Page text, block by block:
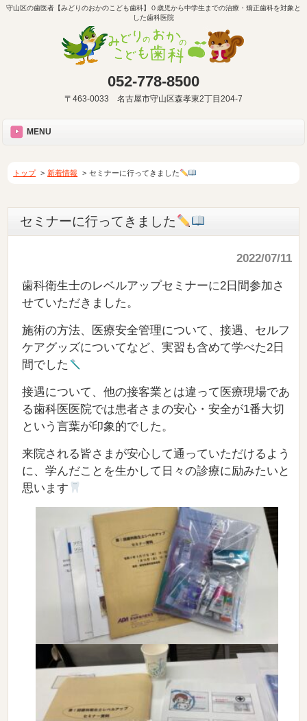
守山区の歯医者【みどりのおかのこども歯科】０歳児から中学生までの治療・矯正歯科を対象と
した歯科医院
052-778-8500
〒463-0033 名古屋市守山区森孝東2丁目204-7
MENU
トップ 新着情報 セミナーに行ってきました
セミナーに行ってきました
2022/07/11
歯科衛生士のレベルアップセミナーに2日間参加さ
せていただきました。
施術の方法、医療安全管理について、接遇、セルフ
ケアグッズについてなど、実習も含めて学べた2日
間でした
接遇について、他の接客業とは違って医療現場であ
る歯科医医院では患者さまの安心・安全が1番大切
という言葉が印象的でした。
来院される皆さまが安心して通っていただけるよう
に、学んだことを生かして日々の診療に励みたいと
思います